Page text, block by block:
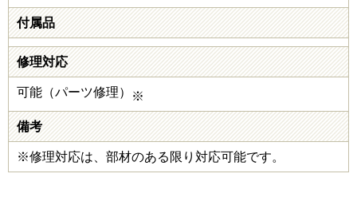
付属品
修理対応
可能（パーツ修理） ※
備考
※修理対応は、部材のある限り対応可能です。